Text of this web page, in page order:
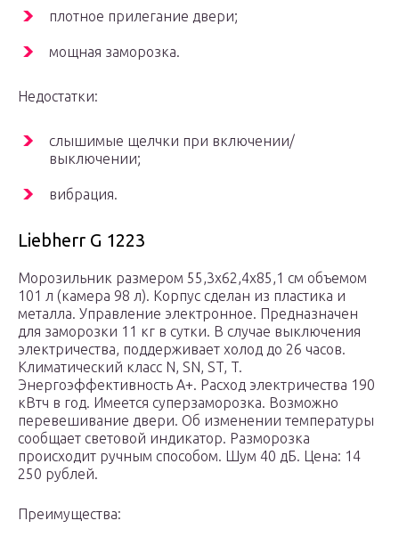
плотное прилегание двери;
мощная заморозка.
Недостатки:
слышимые щелчки при включении/
выключении;
вибрация.
Liebherr G 1223
Морозильник размером 55,3х62,4х85,1 см объемом
101 л (камера 98 л). Корпус сделан из пластика и
металла. Управление электронное. Предназначен
для заморозки 11 кг в сутки. В случае выключения
электричества, поддерживает холод до 26 часов.
Климатический класс N, SN, ST, T.
Энергоэффективность А+. Расход электричества 190
кВтч в год. Имеется суперзаморозка. Возможно
перевешивание двери. Об изменении температуры
сообщает световой индикатор. Разморозка
происходит ручным способом. Шум 40 дБ. Цена: 14
250 рублей.
Преимущества: